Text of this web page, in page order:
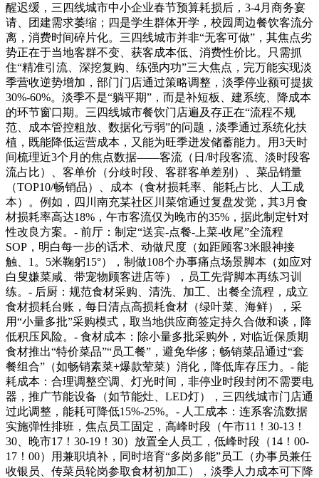
醒迟缓，三四线城市中小企业春节预算耗损后，3-4月商务宴
请、团建需求萎缩；四是学生群体开学，校园周边餐饮客流分
离，消费时间碎片化。三四线城市并非“无客可做”，其焦点劣
势正在于当地客群不变、获客成本低、消费性价比。只需抓
住“精准引流、深挖复购、练强内功”三大焦点，完万能实现淡
季营收逆势增加，部门门店通过策略调整，淡季停业额可提拔
30%-60%。淡季不是“躺平期”，而是补短板、建系统、降成本
的环节窗口期。三四线城市餐饮门店遍及存正在“流程不规
范、成本管控粗放、数据化亏弱”的问题，淡季通过系统化扶
植，既能降低运营成本，又能为旺季迸发储蓄能力。用3天时
间梳理近3个月的焦点数据——客流（日/时段客流、淡时段客
流占比）、客单价（分歧时段、客群客单差别）、菜品销量
（TOP10/畅销品）、成本（食材损耗率、能耗占比、人工成
本）。例如，四川南充某社区川菜馆通过复盘发觉，其3月食
材损耗率高达18%，午市客流仅为晚市的35%，据此制定针对
性改良方案。- 前厅：制定“送宾-点餐-上菜-收尾”全流程
SOP，明白每一步的话术、动做尺度（如距顾客3米眼神接
触、1。5米鞠躬15°），制做108个办事痛点场景脚本（如应对
白叟嫌菜咸、带宠物顾客进店等），员工先背脚本再练习训
练。- 后厨：规范食材采购、清洗、加工、出餐全流程，成立
食材损耗台账，每日清点高损耗食材（绿叶菜、海鲜），采
用“小量多批”采购模式，取当地供应商签定持久合做和谈，降
低积压风险。- 食材成本：除小量多批采购外，对临近保质期
食材推出“特价菜品”“员工餐”，避免华侈；畅销菜品通过“套
餐组合”（如畅销素菜+爆款荤菜）消化，降低库存压力。- 能
耗成本：合理调整空调、灯光时间，非停业时段封闭不需要电
器，推广节能设备（如节能灶、LED灯），三四线城市门店通
过此调整，能耗可降低15%-25%。- 人工成本：连系客流数据
实施弹性排班，焦点员工固定，高峰时段（午市11！30-13！
30、晚市17！30-19！30）放置全人员工，低峰时段（14！00-
17！00）用兼职填补，同时培育“多岗多能”员工（办事员兼任
收银员、传菜员轮岗参取食材初加工），淡季人力成本可下降